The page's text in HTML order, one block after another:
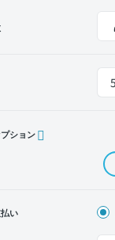
ション
い